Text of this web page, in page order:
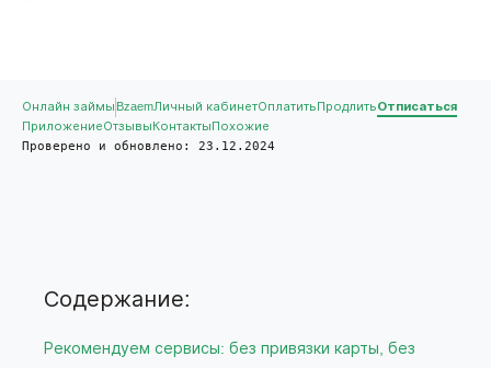
Онлайн займы BzaemЛичный кабинетОплатитьПродлитьОтписаться
ПриложениеОтзывыКонтактыПохожие
Проверено и обновлено: 23.12.2024
Содержание:
Рекомендуем сервисы: без привязки карты, без